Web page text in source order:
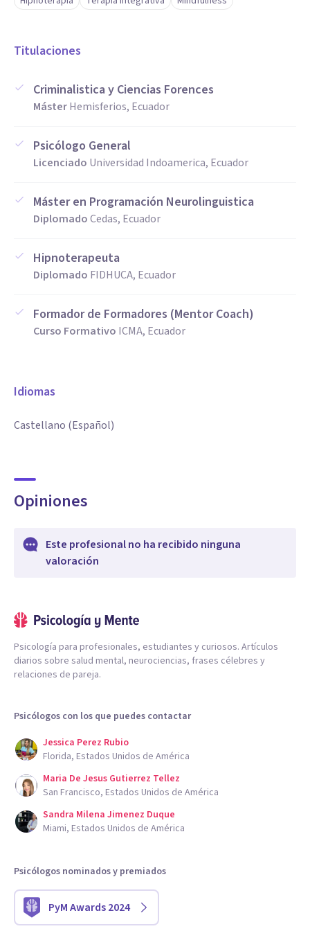
Titulaciones
Criminalistica y Ciencias Forences
MásterHemisferios, Ecuador
Psicólogo General
Licenciado Universidad Indoamerica, Ecuador
Máster en Programación Neurolinguistica
DiplomadoCedas, Ecuador
Hipnoterapeuta
Diplomado FIDHUCA, Ecuador
Formador de Formadores (Mentor Coach)
Curso Formativo ICMA, Ecuador
Idiomas
Castellano (Español)
Opiniones
Este profesional no ha recibido ninguna
valoración
Psicología para profesionales, estudiantes y curiosos. Artículos
diarios sobre salud mental, neurociencias, frases célebres y
relaciones de pareja.
Psicólogos con los que puedes contactar
Jessica Perez Rubio
Florida, Estados Unidos de América
Maria De Jesus Gutierrez Tellez
San Francisco, Estados Unidos de América
Sandra Milena Jimenez Duque
Miami, Estados Unidos de América
Psicólogos nominados y premiados
PyM Awards 2024